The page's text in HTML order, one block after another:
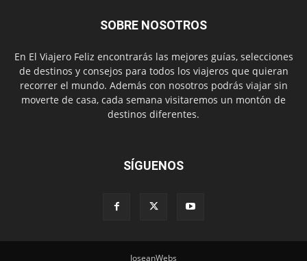
SOBRE NOSOTROS
En El Viajero Feliz encontrarás las mejores guías, selecciones
de destinos y consejos para todos los viajeros que quieran
recorrer el mundo. Además con nosotros podrás viajar sin
moverte de casa, cada semana visitaremos un montón de
destinos diferentes.
SÍGUENOS
JoseanWebs